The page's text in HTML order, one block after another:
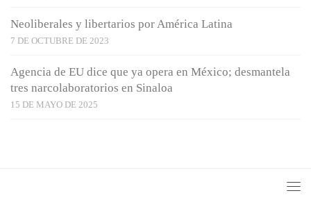
Neoliberales y libertarios por América Latina
7 DE OCTUBRE DE 2023
Agencia de EU dice que ya opera en México; desmantela
tres narcolaboratorios en Sinaloa
15 DE MAYO DE 2025